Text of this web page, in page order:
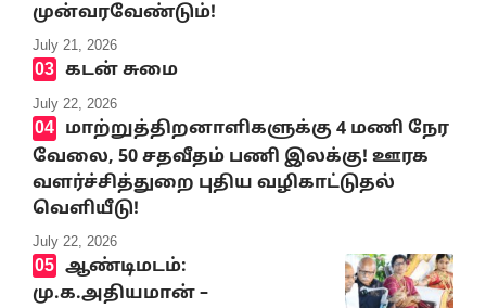
முன்வரவேண்டும்!
July 21, 2026
கடன் சுமை
July 22, 2026
மாற்றுத்திறனாளிகளுக்கு 4 மணி நேர
வேலை, 50 சதவீதம் பணி இலக்கு! ஊரக
வளர்ச்சித்துறை புதிய வழிகாட்டுதல்
வெளியீடு!
July 22, 2026
ஆண்டிமடம்:
மு.க.அதியமான் –